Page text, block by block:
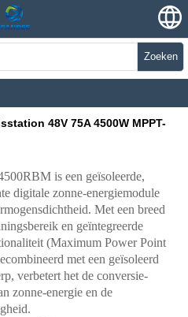
Zoeken
48V 75A 4500W MPPT-
is een geïsoleerde,
digitale zonne-energiemodule
Met een breed
en geïntegreerde
(Maximum Power Point
met een geïsoleerd
verbetert het de conversie-
zonne-energie en de